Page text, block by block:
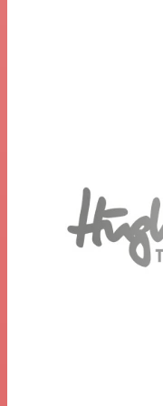
des textures blues
trop cuire les
à gain élevé qui
métal moderne et